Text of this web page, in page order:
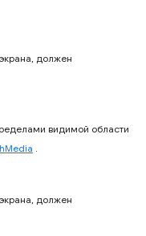
должен
видимой области
.
должен